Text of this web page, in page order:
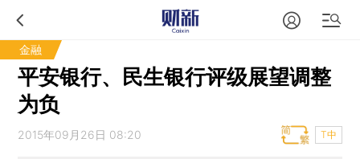
金融
平安银行、民生银行评级展望调整
为负
2015年09月26日 08:20 T中